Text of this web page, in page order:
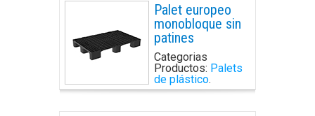
Palet europeo
monobloque sin
patines
Categorias
Productos: Palets
de plástico.